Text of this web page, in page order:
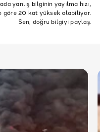
y tóxicos: qué había
se inició el incendio en
Patlama
yanlış bilginin yayılma hızı,
göre 20 kat yüksek olabiliyor.
Sen, doğru bilgiyi paylaş.